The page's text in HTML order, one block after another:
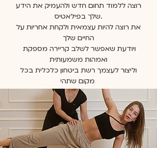
רוצה ללמוד תחום חדש ולהעמיק את הידע
שלך בפילאטיס.
את רוצה להיות עצמאית ולקחת אחריות על
החיים שלך
ויודעת שאפשר לשלב קריירה מספקת
ואמהות משמעותית
וליצור לעצמך רשת ביטחון כלכלית בכל